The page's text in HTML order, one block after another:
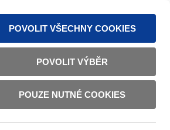
POVOLIT VŠECHNY COOKIES
POVOLIT VÝBĚR
POUZE NUTNÉ COOKIES
VERZE ČESKY ENGLISH